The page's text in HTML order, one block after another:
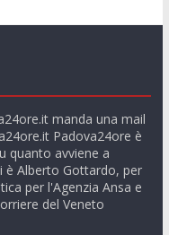
manda una mail
Padova24ore è
quanto avviene a
è Alberto Gottardo, per
per l'Agenzia Ansa e
del Veneto